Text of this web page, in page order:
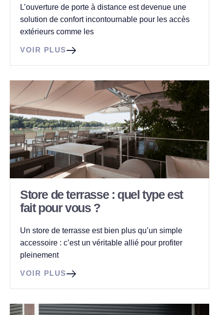
L’ouverture de porte à distance est devenue une
solution de confort incontournable pour les accès
extérieurs comme les
VOIR PLUS
Store de terrasse : quel type est
fait pour vous ?
Un store de terrasse est bien plus qu’un simple
accessoire : c’est un véritable allié pour profiter
pleinement
VOIR PLUS